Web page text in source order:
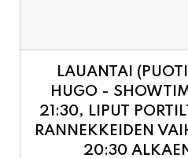
21:30, LIPUT
RANNEKKEIDEN
20:30
SUNNUNTAI